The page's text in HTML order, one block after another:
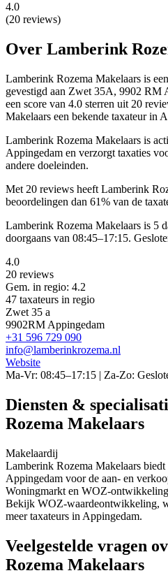
4.0
(20 reviews)
Over Lamberink
Lamberink Rozema Makelaars is een
gevestigd aan Zwet 35A, 9902 RM
een score van 4.0 sterren uit 20
Makelaars een bekende taxateur in
Lamberink Rozema Makelaars is
Appingedam en verzorgt taxaties
andere doeleinden.
Met 20 reviews heeft Lamberink
beoordelingen dan 61% van de
Lamberink Rozema Makelaars is 5
doorgaans van 08:45–17:15.
4.0
20 reviews
Gem. in regio: 4.2
47 taxateurs in regio
Zwet 35 a
9902RM Appingedam
+31 596 729 090
info@lamberinkrozema.nl
Website
Ma-Vr: 08:45–17:15 | Za-Zo:
Diensten &
Rozema Makelaars
Makelaardij
Lamberink Rozema Makelaars
Appingedam voor de aan- en
Woningmarkt en WOZ-
Bekijk WOZ-waardeontwikkeling,
meer taxateurs in Appingedam.
Veelgestelde vragen
Rozema Makelaars